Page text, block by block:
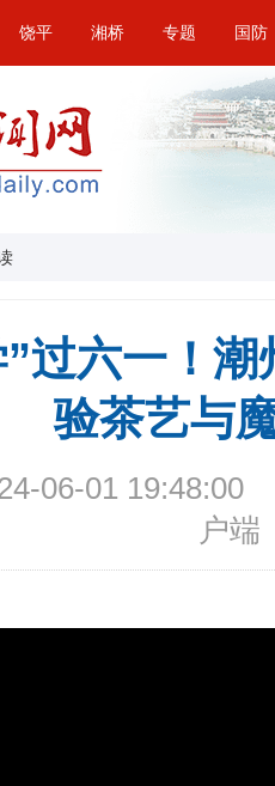
饶平 湘桥 专题 国防
过六一！
验茶艺与
06-01 19:48:00
户端